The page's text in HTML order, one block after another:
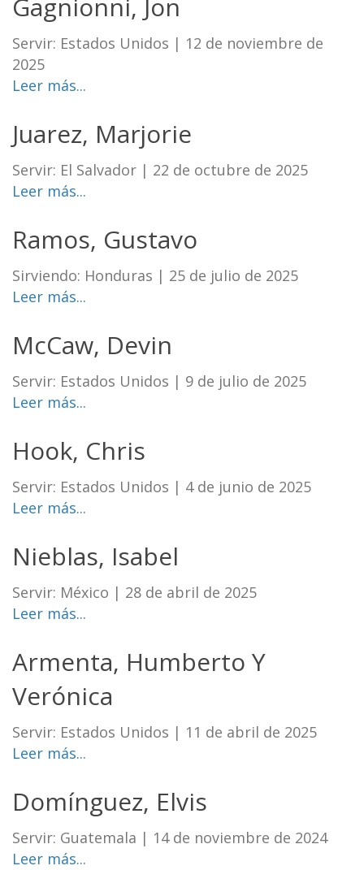
Gagnionni, Jon
Servir: Estados Unidos | 12 de noviembre de
2025
Leer más...
Juarez, Marjorie
Servir: El Salvador | 22 de octubre de 2025
Leer más...
Ramos, Gustavo
Sirviendo: Honduras | 25 de julio de 2025
Leer más...
McCaw, Devin
Servir: Estados Unidos | 9 de julio de 2025
Leer más...
Hook, Chris
Servir: Estados Unidos | 4 de junio de 2025
Leer más...
Nieblas, Isabel
Servir: México | 28 de abril de 2025
Leer más...
Armenta, Humberto Y
Verónica
Servir: Estados Unidos | 11 de abril de 2025
Leer más...
Domínguez, Elvis
Servir: Guatemala | 14 de noviembre de 2024
Leer más...